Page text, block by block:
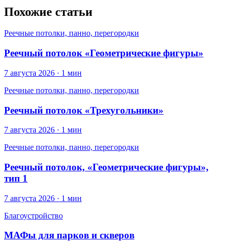
Похожие статьи
Реечные потолки, панно, перегородки
Реечный потолок «Геометрические фигуры»
7 августа 2026 · 1 мин
Реечные потолки, панно, перегородки
Реечный потолок «Трехугольники»
7 августа 2026 · 1 мин
Реечные потолки, панно, перегородки
Реечный потолок, «Геометрические фигуры»,
тип 1
7 августа 2026 · 1 мин
Благоустройство
МАФы для парков и скверов